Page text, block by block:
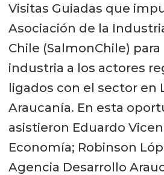
Visitas Guiadas que
Asociación de la
Chile (SalmonChile) para
industria a los actores
ligados con el sector en
Araucanía. En esta
asistieron Eduardo
Economía; Robinson
Agencia Desarrollo